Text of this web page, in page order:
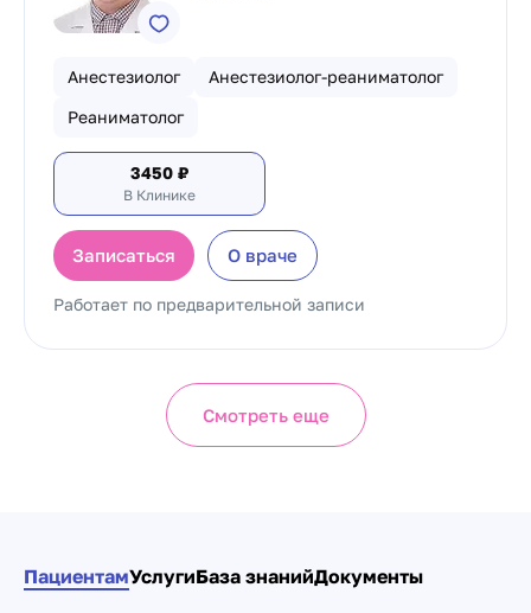
Анестезиолог
Анестезиолог-реаниматолог
Реаниматолог
3450 ₽
В Клинике
Записаться О враче
Работает по предварительной записи
Смотреть еще
ПациентамУслугиБаза знанийДокументы